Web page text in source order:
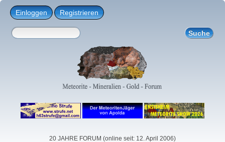
Einloggen Registrieren
20 JAHRE FORUM (online seit: 12. April 2006)